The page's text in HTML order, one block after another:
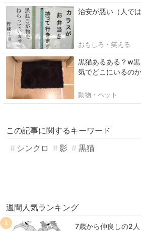
治安が悪い（人で
おもしろ・笑える
黒猫あるある？w
気でどこにいるの
動物・ペット
この記事に関するキーワード
シンクロ
影 黒猫
週間人気ランキング
7歳から仲良しの2
1